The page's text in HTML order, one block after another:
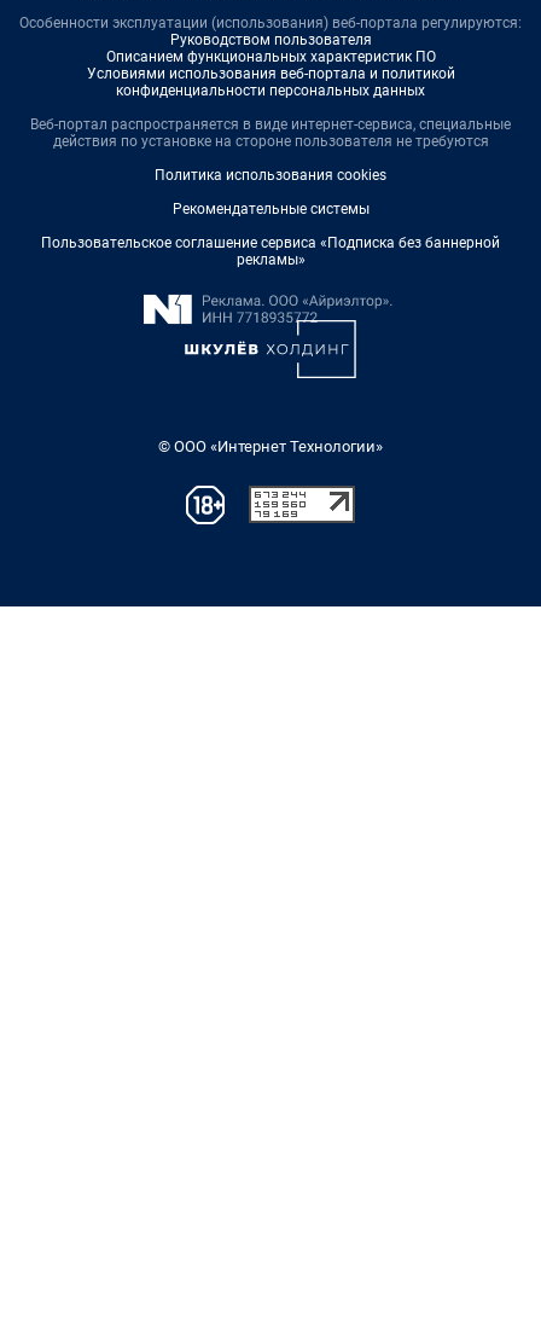
Особенности эксплуатации (использования) веб-портала регулируются:
Руководством пользователя
Описанием функциональных характеристик ПО
Условиями использования веб-портала и политикой
конфиденциальности персональных данных
Веб-портал распространяется в виде интернет-сервиса, специальные
действия по установке на стороне пользователя не требуются
Политика использования cookies
Рекомендательные системы
Пользовательское соглашение сервиса «Подписка без баннерной
рекламы»
© ООО «Интернет Технологии»